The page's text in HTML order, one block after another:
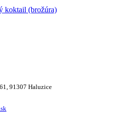
koktail (brožúra)
91307 Haluzice